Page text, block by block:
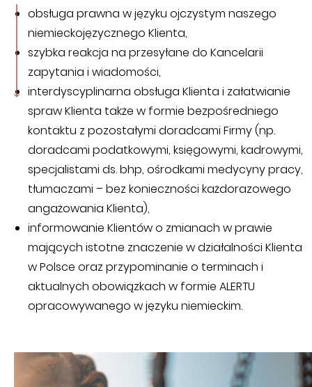
obsługa prawna w języku ojczystym naszego
niemieckojęzycznego Klienta,
szybka reakcja na przesyłane do Kancelarii
zapytania i wiadomości,
interdyscyplinarna obsługa Klienta i załatwianie
spraw Klienta także w formie bezpośredniego
kontaktu z pozostałymi doradcami Firmy (np.
doradcami podatkowymi, księgowymi, kadrowymi,
specjalistami ds. bhp, ośrodkami medycyny pracy,
tłumaczami – bez konieczności każdorazowego
angażowania Klienta),
informowanie Klientów o zmianach w prawie
mających istotne znaczenie w działalności Klienta
w Polsce oraz przypominanie o terminach i
aktualnych obowiązkach w formie ALERTU
opracowywanego w języku niemieckim.